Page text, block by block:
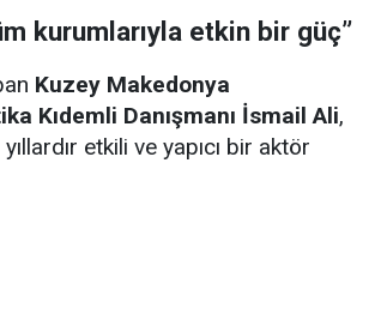
kurumlarıyla etkin bir güç”
Kuzey Makedonya
Kıdemli Danışmanı İsmail Ali,
etkili ve yapıcı bir aktör